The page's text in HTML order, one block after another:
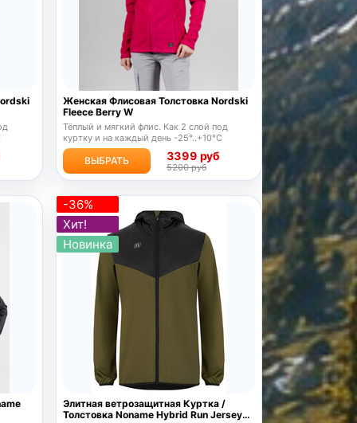
Женская Флисовая Толстовка Nordski
Fleece Berry W
Тёплый и мягкий флис. Как 2 слой под
куртку и на каждый день -25°..+10°C
ВЫБРАТЬ 3399 руб
5200 руб
-36%
Хит!
Новинка
Элитная ветрозащитная Куртка /
Толстовка Noname Hybrid Run Jersey